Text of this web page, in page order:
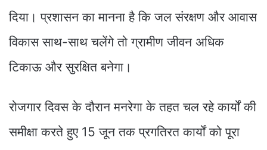
दिया। प्रशासन का मानना है कि जल संरक्षण और आवास
विकास साथ-साथ चलेंगे तो ग्रामीण जीवन अधिक
टिकाऊ और सुरक्षित बनेगा।
रोजगार दिवस के दौरान मनरेगा के तहत चल रहे कार्यों की
समीक्षा करते हुए 15 जून तक प्रगतिरत कार्यों को पूरा